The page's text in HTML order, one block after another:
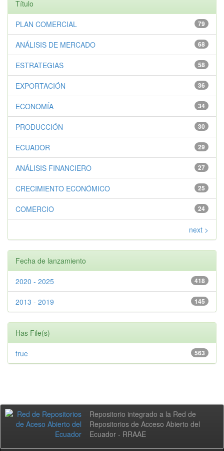
Título
79
PLAN COMERCIAL
68
ANÁLISIS DE MERCADO
58
ESTRATEGIAS
36
EXPORTACIÓN
34
ECONOMÍA
30
PRODUCCIÓN
29
ECUADOR
27
ANÁLISIS FINANCIERO
25
CRECIMIENTO ECONÓMICO
24
COMERCIO
next >
Fecha de lanzamiento
418
2020 - 2025
145
2013 - 2019
Has File(s)
563
true
Repositorio integrado a la Red de
Repositorios de Acceso Abierto del
Ecuador - RRAAE